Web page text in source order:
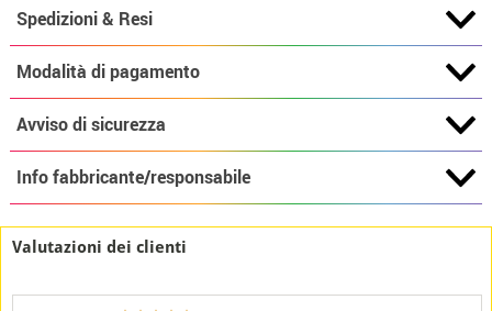
Spedizioni & Resi
Modalità di pagamento
Avviso di sicurezza
Info fabbricante/responsabile
Valutazioni dei clienti